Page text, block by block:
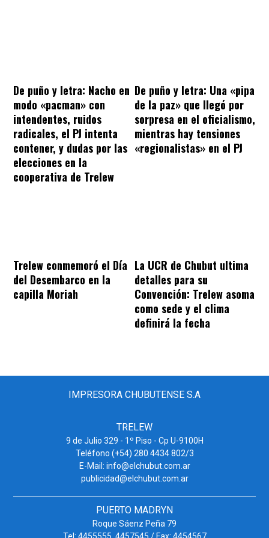
De puño y letra: Nacho en
modo «pacman» con
intendentes, ruidos
radicales, el PJ intenta
contener, y dudas por las
elecciones en la
cooperativa de Trelew
De puño y letra: Una «pipa
de la paz» que llegó por
sorpresa en el oficialismo,
mientras hay tensiones
«regionalistas» en el PJ
Trelew conmemoró el Día
del Desembarco en la
capilla Moriah
La UCR de Chubut ultima
detalles para su
Convención: Trelew asoma
como sede y el clima
definirá la fecha
IMPRESORA CHUBUTENSE S.A
TRELEW
9 de Julio 329 - 1º Piso - Cp U-9100H
Teléfono (+54) 280 4434 802/3
E-Mail: info@elchubut.com.ar
publicidad@elchubut.com.ar
PUERTO MADRYN
Roque Sáenz Peña 79